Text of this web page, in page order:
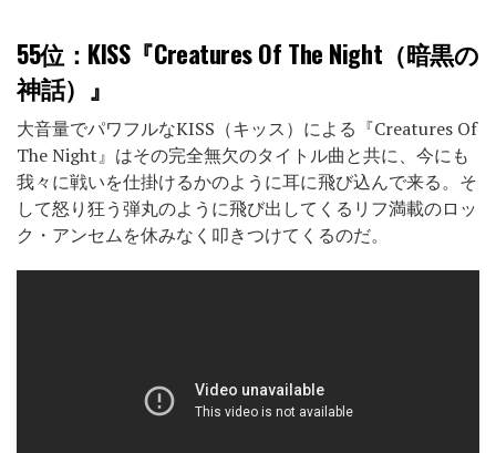
55位 ：KISS『Creatures Of The Night（暗黒の
神話）』
大音量でパワフルなKISS（キッス）による『Creatures Of
The Night』はその完全無欠のタイトル曲と共に、今にも
我々に戦いを仕掛けるかのように耳に飛び込んで来る。そ
して怒り狂う弾丸のように飛び出してくるリフ満載のロッ
ク・アンセムを休みなく叩きつけてくるのだ。